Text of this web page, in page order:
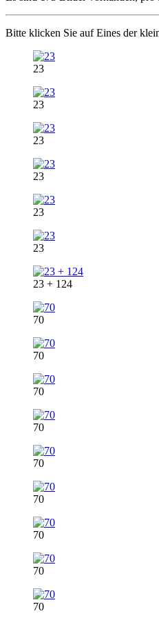
Bitte klicken Sie auf Eines der
23
23
23
23
23
23
23 + 124
70
70
70
70
70
70
70
70
70